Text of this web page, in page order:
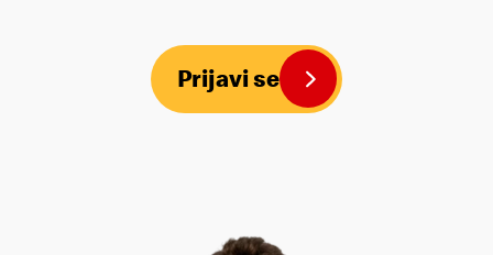
Prijavi se